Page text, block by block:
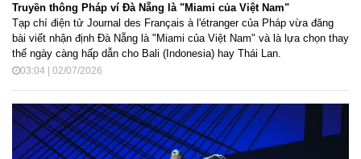
Truyền thông Pháp ví Đà Nẵng là "Miami của Việt Nam"
Tạp chí điện tử Journal des Français à l'étranger của Pháp vừa đăng
bài viết nhận định Đà Nẵng là "Miami của Việt Nam" và là lựa chọn thay
thế ngày càng hấp dẫn cho Bali (Indonesia) hay Thái Lan.
03:04 | 02/07/2026